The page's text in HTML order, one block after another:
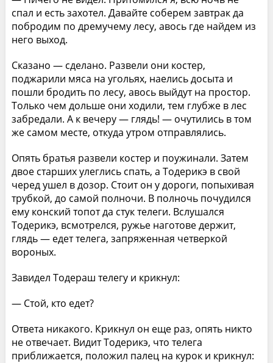
спал и есть захотел. Давайте соберем завтрак да
побродим по дремучему лесу, авось где найдем из
него выход.
Сказано — сделано. Развели они костер,
поджарили мяса на угольях, наелись досыта и
пошли бродить по лесу, авось выйдут на простор.
Только чем дольше они ходили, тем глубже в лес
забредали. А к вечеру — глядь! — очутились в том
же самом месте, откуда утром отправлялись.
Опять братья развели костер и поужинали. Затем
двое старших улеглись спать, а Тодерикэ в свой
черед ушел в дозор. Стоит он у дороги, попыхивая
трубкой, до самой полночи. В полночь почудился
ему конский топот да стук телеги. Вслушался
Тодерикэ, всмотрелся, ружье наготове держит,
глядь — едет телега, запряженная четверкой
вороных.
Завидел Тодераш телегу и крикнул:
— Стой, кто едет?
Ответа никакого. Крикнул он еще раз, опять никто
не отвечает. Видит Тодерикэ, что телега
приближается, положил палец на курок и крикнул: